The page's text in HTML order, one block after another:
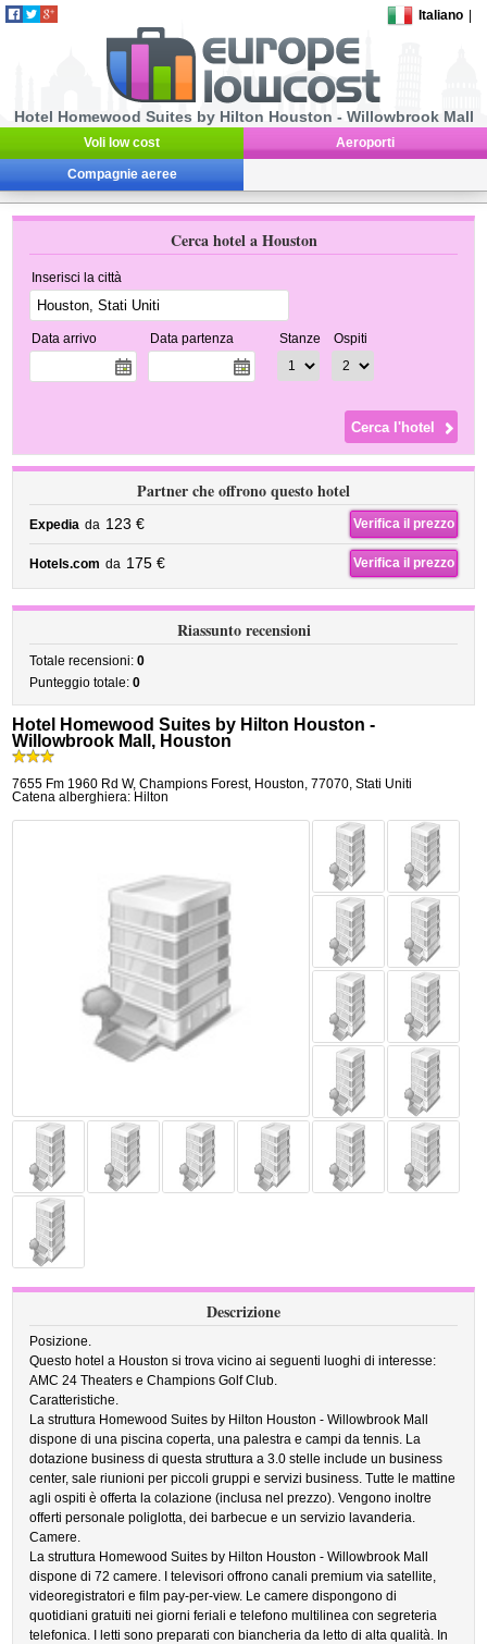
Italiano
Hotel Homewood Suites by Hilton Houston - Willowbrook Mall
Voli low cost Aeroporti
Compagnie aeree
Cerca hotel a Houston
Inserisci la città
Data arrivo Data partenza Stanze Ospiti
Partner che offrono questo hotel
Expedia da 123 € Verifica il prezzo
Hotels.com da 175 € Verifica il prezzo
Riassunto recensioni
Totale recensioni:0
Punteggio totale:0
Hotel Homewood Suites by Hilton Houston -
Willowbrook Mall, Houston
7655 Fm 1960 Rd W,Champions Forest, Houston,77070, Stati Uniti
Catena alberghiera: Hilton
Descrizione
Posizione.
Questo hotel a Houston si trova vicino ai seguenti luoghi di interesse:
AMC 24 Theaters e Champions Golf Club.
Caratteristiche.
La struttura Homewood Suites by Hilton Houston - Willowbrook Mall
dispone di una piscina coperta, una palestra e campi da tennis. La
dotazione business di questa struttura a 3.0 stelle include un business
center, sale riunioni per piccoli gruppi e servizi business. Tutte le mattine
agli ospiti è offerta la colazione (inclusa nel prezzo). Vengono inoltre
offerti personale poliglotta, dei barbecue e un servizio lavanderia.
Camere.
La struttura Homewood Suites by Hilton Houston - Willowbrook Mall
dispone di 72 camere. I televisori offrono canali premium via satellite,
videoregistratori e film pay-per-view. Le camere dispongono di
quotidiani gratuiti nei giorni feriali e telefono multilinea con segreteria
telefonica. I letti sono preparati con biancheria da letto di alta qualità. In